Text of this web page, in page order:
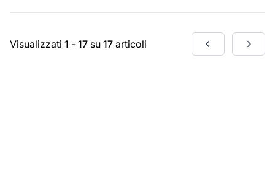
Visualizzati 1 - 17 su 17 articoli